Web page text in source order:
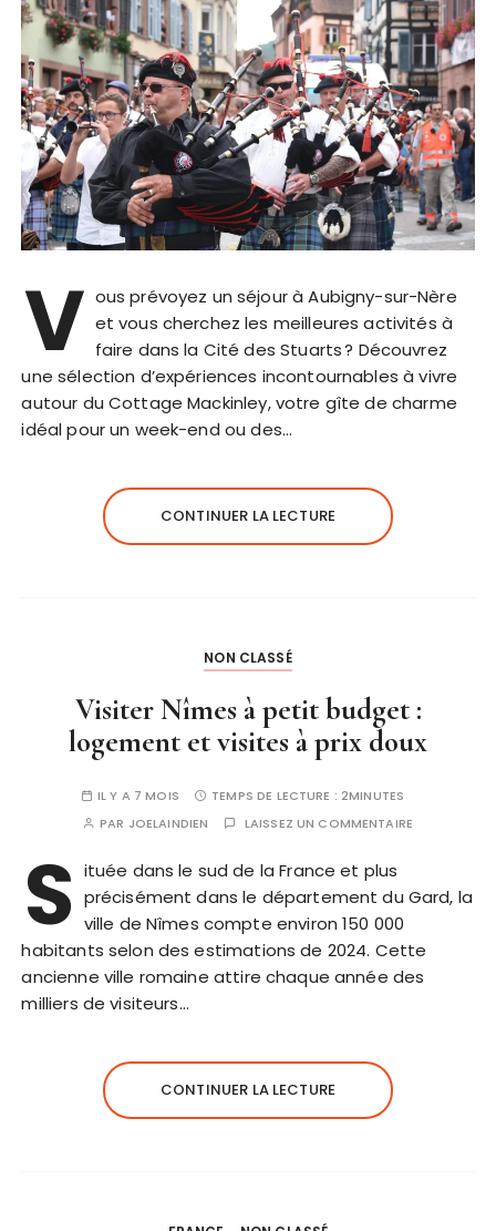
V ous prévoyez un séjour à Aubigny-sur-Nère
et vous cherchez les meilleures activités à
faire dans la Cité des Stuarts ? Découvrez
une sélection d’expériences incontournables à vivre
autour du Cottage Mackinley, votre gîte de charme
idéal pour un week-end ou des…
CONTINUER LA LECTURE
NON CLASSÉ
Visiter Nîmes à petit budget :
logement et visites à prix doux
IL Y A 7 MOIS TEMPS DE LECTURE :2MINUTES
PAR JOELAINDIEN LAISSEZ UN COMMENTAIRE
S ituée dans le sud de la France et plus
précisément dans le département du Gard, la
ville de Nîmes compte environ 150 000
habitants selon des estimations de 2024. Cette
ancienne ville romaine attire chaque année des
milliers de visiteurs…
CONTINUER LA LECTURE